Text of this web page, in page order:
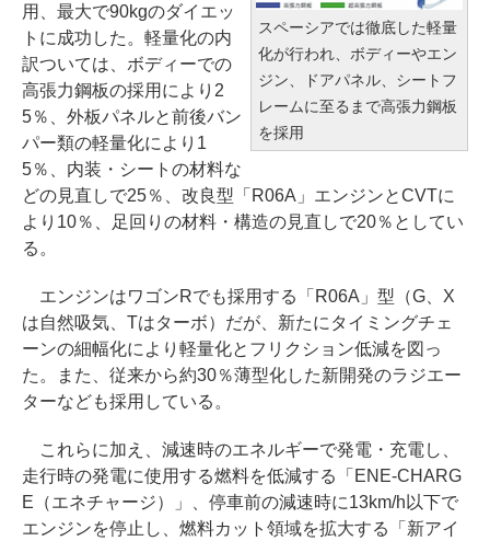
スペーシアでは徹底した軽量
化が行われ、ボディーやエン
ジン、ドアパネル、シートフ
レームに至るまで高張力鋼板
を採用
用、最大で90kgのダイエッ
トに成功した。軽量化の内
訳ついては、ボディーでの
高張力鋼板の採用により2
5％、外板パネルと前後バン
パー類の軽量化により1
5％、内装・シートの材料な
どの見直しで25％、改良型「R06A」エンジンとCVTに
より10％、足回りの材料・構造の見直しで20％としてい
る。
エンジンはワゴンRでも採用する「R06A」型（G、X
は自然吸気、Tはターボ）だが、新たにタイミングチェ
ーンの細幅化により軽量化とフリクション低減を図っ
た。また、従来から約30％薄型化した新開発のラジエー
ターなども採用している。
これらに加え、減速時のエネルギーで発電・充電し、
走行時の発電に使用する燃料を低減する「ENE-CHARG
E（エネチャージ）」、停車前の減速時に13km/h以下で
エンジンを停止し、燃料カット領域を拡大する「新アイ